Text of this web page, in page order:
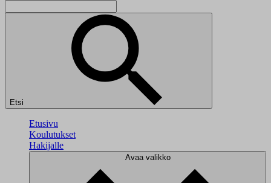
Etsi
Etusivu
Koulutukset
Hakijalle
Avaa valikko